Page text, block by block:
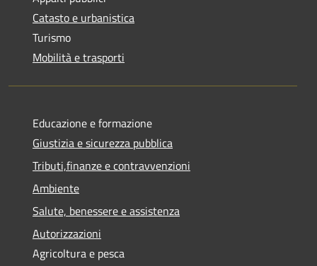
Catasto e urbanistica
Turismo
Mobilità e trasporti
Educazione e formazione
Giustizia e sicurezza pubblica
Tributi,finanze e contravvenzioni
Ambiente
Salute, benessere e assistenza
Autorizzazioni
Agricoltura e pesca